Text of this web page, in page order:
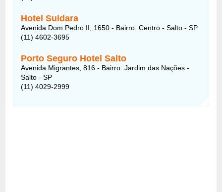
Hotel Suidara
Avenida Dom Pedro II, 1650 - Bairro: Centro - Salto - SP
(11) 4602-3695
Porto Seguro Hotel Salto
Avenida Migrantes, 816 - Bairro: Jardim das Nações -
Salto - SP
(11) 4029-2999